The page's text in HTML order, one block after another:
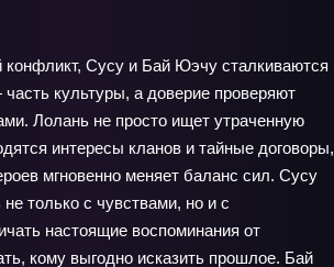
Сусу и Бай Юэчу сталкиваются
культуры, а доверие проверяют
Лолань не просто ищет утраченную
интересы кланов и тайные договоры,
мгновенно меняет баланс сил. Сусу
только с чувствами, но и с
настоящие воспоминания от
кому выгодно исказить прошлое. Бай